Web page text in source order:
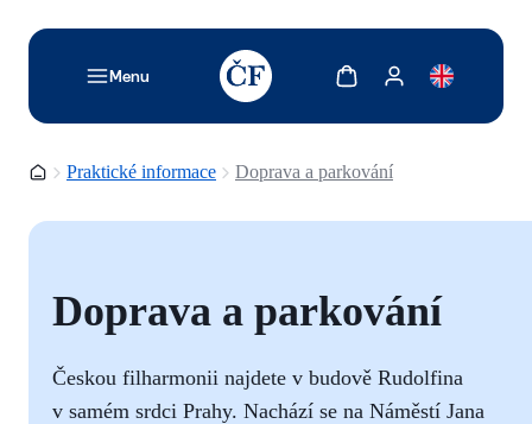
Menu
TODO: Add description for reader
Zobrazit košíkZobrazit můj účet
Domovská stránka
Praktické informace Doprava a parkování
Doprava a parkování
Českou filharmonii najdete v budově Rudolfina
v samém srdci Prahy. Nachází se na Náměstí Jana